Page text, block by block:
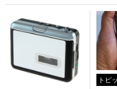
トピ